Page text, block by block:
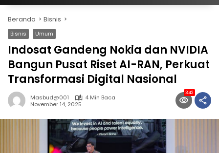
Beranda Bisnis
Bisnis Umum
Indosat Gandeng Nokia dan NVIDIA
Bangun Pusat Riset AI-RAN, Perkuat
Transformasi Digital Nasional
Masbud@001
4 Min Baca
November 14, 2025
342